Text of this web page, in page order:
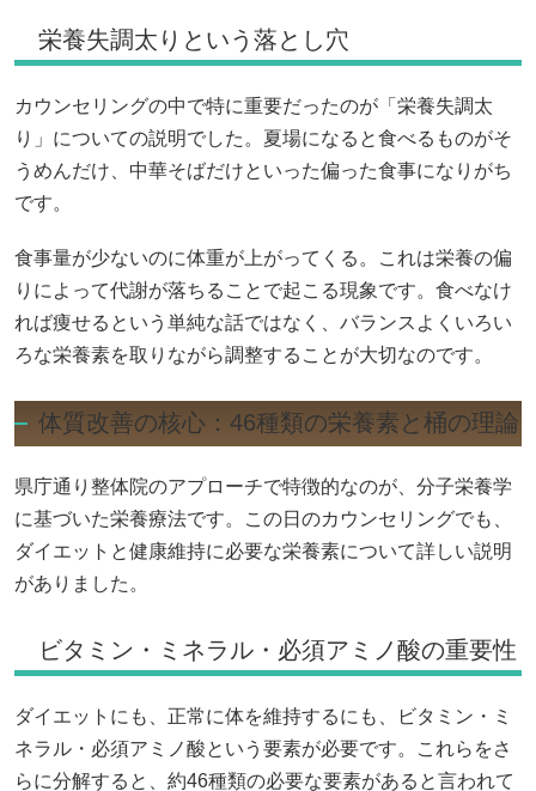
栄養失調太りという落とし穴
カウンセリングの中で特に重要だったのが「栄養失調太
り」についての説明でした。夏場になると食べるものがそ
うめんだけ、中華そばだけといった偏った食事になりがち
です。
食事量が少ないのに体重が上がってくる。これは栄養の偏
りによって代謝が落ちることで起こる現象です。食べなけ
れば痩せるという単純な話ではなく、バランスよくいろい
ろな栄養素を取りながら調整することが大切なのです。
体質改善の核心：46種類の栄養素と桶の理論
県庁通り整体院のアプローチで特徴的なのが、分子栄養学
に基づいた栄養療法です。この日のカウンセリングでも、
ダイエットと健康維持に必要な栄養素について詳しい説明
がありました。
ビタミン・ミネラル・必須アミノ酸の重要性
ダイエットにも、正常に体を維持するにも、ビタミン・ミ
ネラル・必須アミノ酸という要素が必要です。これらをさ
らに分解すると、約46種類の必要な要素があると言われて